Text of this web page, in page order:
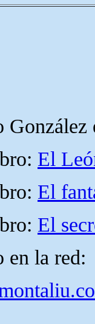
González
El
El
El
en la red: